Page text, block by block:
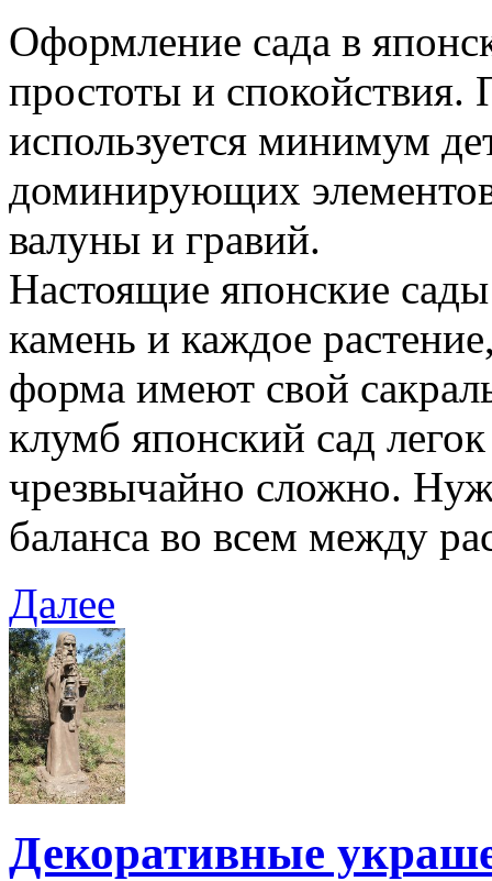
Оформление сада в
простоты и спокойствия.
используется минимум
доминирующих
валуны и гравий.
Настоящие японские
камень и каждое
форма имеют свой
клумб японский сад
чрезвычайно сложно.
баланса во всем между
Далее
Декоративные